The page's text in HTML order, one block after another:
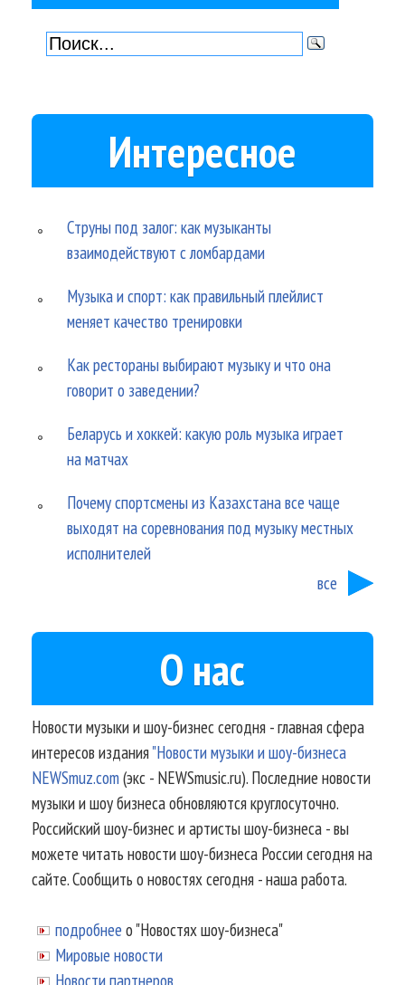
Интересное
Струны под залог: как музыканты
взаимодействуют с ломбардами
Музыка и спорт: как правильный плейлист
меняет качество тренировки
Как рестораны выбирают музыку и что она
говорит о заведении?
Беларусь и хоккей: какую роль музыка играет
на матчах
Почему спортсмены из Казахстана все чаще
выходят на соревнования под музыку местных
исполнителей
все
О нас
Новости музыки и шоу-бизнес сегодня - главная сфера
интересов издания"Новости музыки и шоу-бизнеса
NEWSmuz.com(экс - NEWSmusic.ru). Последние новости
музыки и шоу бизнеса обновляются круглосуточно.
Российский шоу-бизнес и артисты шоу-бизнеса - вы
можете читать новости шоу-бизнеса России сегодня на
сайте. Сообщить о новостях сегодня - наша работа.
подробнее о "Новостях шоу-бизнеса"
Мировые новости
Новости партнеров